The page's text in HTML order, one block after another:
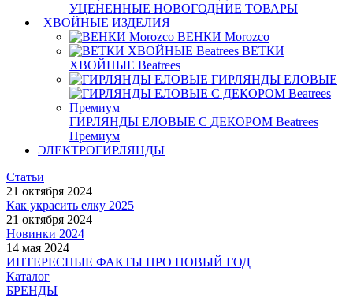
УЦЕНЕННЫЕ НОВОГОДНИЕ ТОВАРЫ
ХВОЙНЫЕ ИЗДЕЛИЯ
ВЕНКИ Morozco
ВЕТКИ
ХВОЙНЫЕ Beatrees
ГИРЛЯНДЫ ЕЛОВЫЕ
ГИРЛЯНДЫ ЕЛОВЫЕ С ДЕКОРОМ Beatrees
Премиум
ЭЛЕКТРОГИРЛЯНДЫ
Статьи
21 октября 2024
Как украсить елку 2025
21 октября 2024
Новинки 2024
14 мая 2024
ИНТЕРЕСНЫЕ ФАКТЫ ПРО НОВЫЙ ГОД
Каталог
БРЕНДЫ